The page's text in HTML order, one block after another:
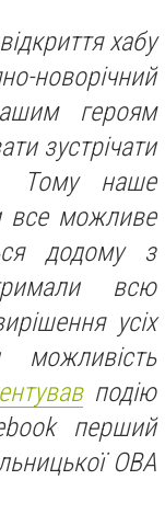
хабу
новорічний
героям
зустрічати
Тому наше
все можливе
додому з
всю
усіх
подію
перший
ОВА